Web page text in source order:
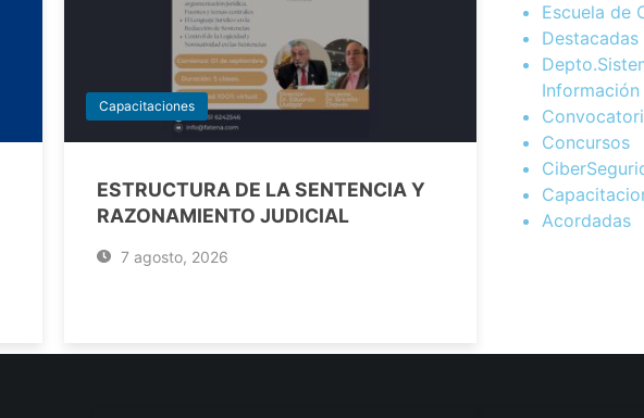
Capacitaciones
ESTRUCTURA DE LA SENTENCIA Y
RAZONAMIENTO JUDICIAL
7 agosto, 2026
Escuela de
Destacadas
Información
Concursos
Acordadas